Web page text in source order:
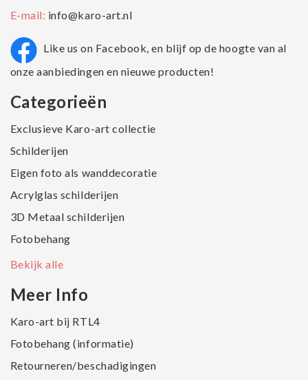
E-mail: info@karo-art.nl
Like us on Facebook, en blijf op de hoogte van al
onze aanbiedingen en nieuwe producten!
Categorieën
Exclusieve Karo-art collectie
Schilderijen
Eigen foto als wanddecoratie
Acrylglas schilderijen
3D Metaal schilderijen
Fotobehang
Bekijk alle
Meer Info
Karo-art bij RTL4
Fotobehang (informatie)
Retourneren/beschadigingen